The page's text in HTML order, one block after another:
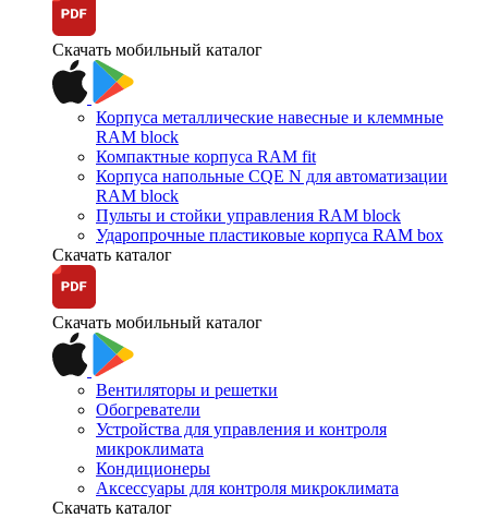
Скачать мобильный каталог
Корпуса металлические навесные и клеммные
RAM block
Компактные корпуса RAM fit
Корпуса напольные CQE N для автоматизации
RAM block
Пульты и стойки управления RAM block
Ударопрочные пластиковые корпуса RAM box
Скачать каталог
Скачать мобильный каталог
Вентиляторы и решетки
Обогреватели
Устройства для управления и контроля
микроклимата
Кондиционеры
Аксессуары для контроля микроклимата
Скачать каталог